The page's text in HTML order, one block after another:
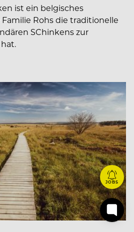
ist ein belgisches
Rohs die traditionelle
SChinkens zur
JOBS